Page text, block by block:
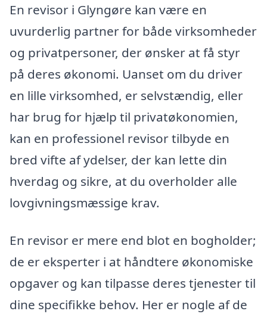
En revisor i Glyngøre kan være en
uvurderlig partner for både virksomheder
og privatpersoner, der ønsker at få styr
på deres økonomi. Uanset om du driver
en lille virksomhed, er selvstændig, eller
har brug for hjælp til privatøkonomien,
kan en professionel revisor tilbyde en
bred vifte af ydelser, der kan lette din
hverdag og sikre, at du overholder alle
lovgivningsmæssige krav.
En revisor er mere end blot en bogholder;
de er eksperter i at håndtere økonomiske
opgaver og kan tilpasse deres tjenester til
dine specifikke behov. Her er nogle af de